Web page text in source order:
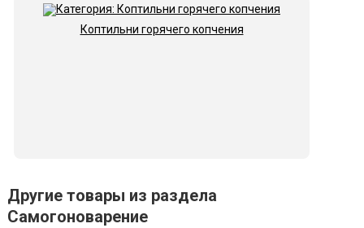
Коптильни горячего копчения
Другие товары из раздела
Самогоноварение